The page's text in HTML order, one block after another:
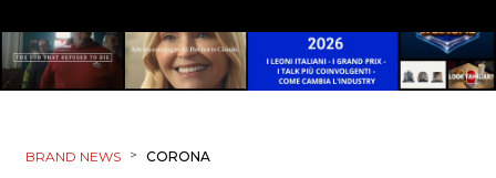
BRAND NEWS > CORONA